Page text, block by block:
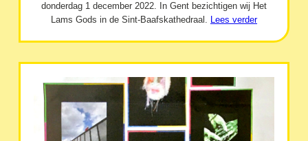
donderdag 1 december 2022. In Gent bezichtigen wij Het
Lams Gods in de Sint-Baafskathedraal. Lees verder